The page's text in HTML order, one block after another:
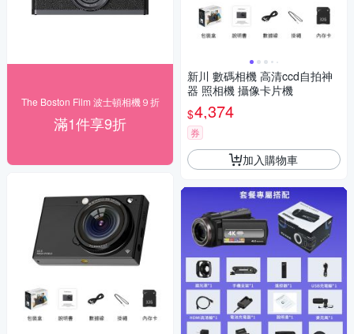
The Boston Film 波士頓相機９折
滿1件享9折
新川 數碼相機 高清ccd自拍神
器 照相機 攝像卡片機
$4,374
券
加入購物車